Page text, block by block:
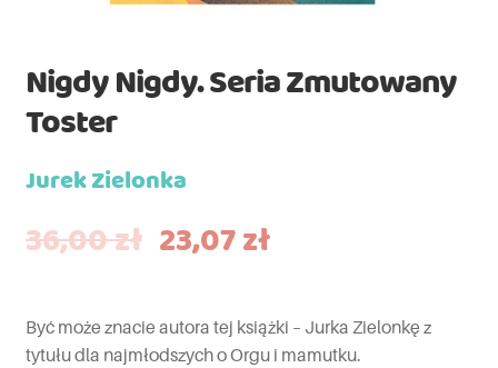
Nigdy Nigdy. Seria Zmutowany
Toster
Jurek Zielonka
36,00zł 23,07zł
Być może znacie autora tej książki – Jurka Zielonkę z
tytułu dla najmłodszych o Orgu i mamutku.